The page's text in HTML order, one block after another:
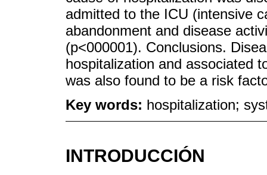
admitted to the ICU (intensive
abandonment and disease
(p<000001). Conclusions.
hospitalization and associated
was also found to be a risk
Key words: hospitalization;
INTRODUCCIÓN